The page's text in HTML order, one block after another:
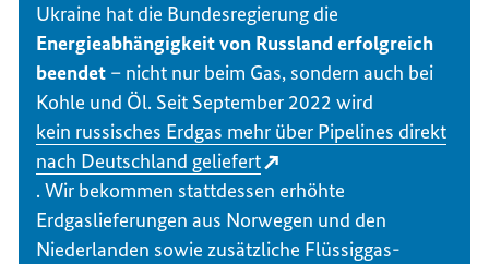
Ukraine hat die Bundesregierung die
Energieabhängigkeit von Russland erfolgreich
beendet – nicht nur beim Gas, sondern auch bei
Kohle und Öl. Seit September 2022 wird
kein russisches Erdgas mehr über Pipelines direkt
nach Deutschland geliefert
. Wir bekommen stattdessen erhöhte
Erdgaslieferungen aus Norwegen und den
Niederlanden sowie zusätzliche Flüssiggas-